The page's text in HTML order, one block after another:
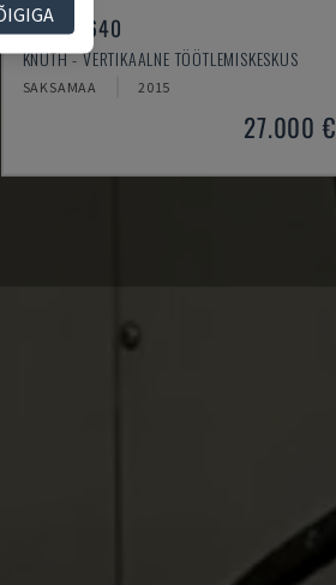
X-MILL 640
KNUTH - VERTIKAALNE TÖÖTLEMISKESKUS
SAKSAMAA 2015
27.000 €